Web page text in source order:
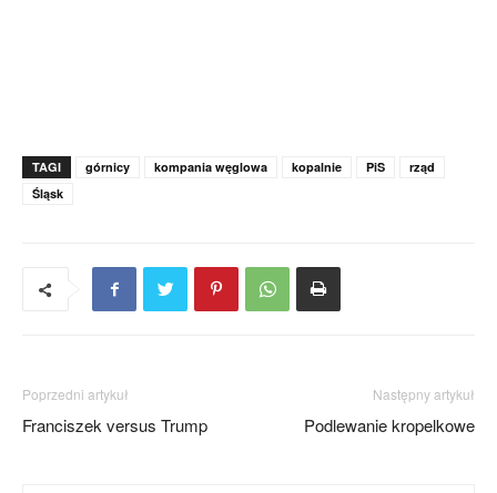
TAGI górnicy kompania węglowa kopalnie PiS
rząd
Śląsk
Poprzedni artykuł
Franciszek versus Trump
Następny artykuł
Podlewanie kropelkowe